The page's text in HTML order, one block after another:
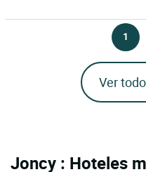
1
Ver
Joncy : Hoteles